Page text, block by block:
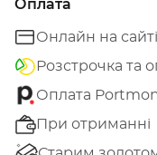
Оплата
Онлайн на сайті
Розстрочка та
Оплата
При отриманні